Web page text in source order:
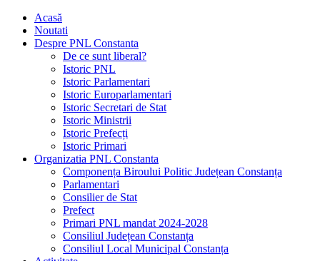
Acasă
Noutati
Despre PNL Constanta
De ce sunt liberal?
Istoric PNL
Istoric Parlamentari
Istoric Europarlamentari
Istoric Secretari de Stat
Istoric Ministrii
Istoric Prefecți
Istoric Primari
Organizatia PNL Constanta
Componența Biroului Politic Județean Constanța
Parlamentari
Consilier de Stat
Prefect
Primari PNL mandat 2024-2028
Consiliul Județean Constanța
Consiliul Local Municipal Constanța